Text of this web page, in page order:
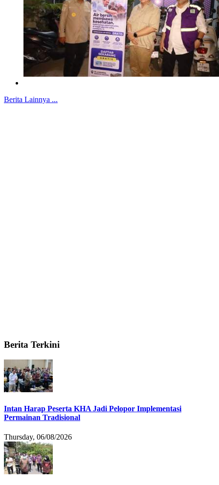
Berita Lainnya ...
Berita Terkini
Intan Harap Peserta KHA Jadi Pelopor Implementasi
Permainan Tradisional
Thursday, 06/08/2026